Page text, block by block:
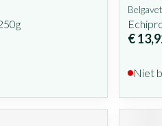
Belgavet
€
Niet